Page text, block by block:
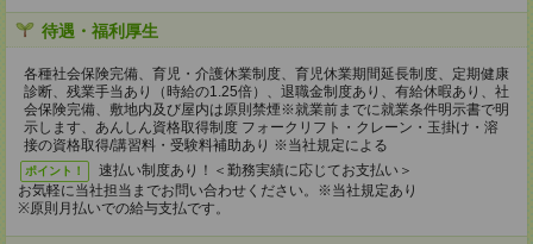
待遇・福利厚生
各種社会保険完備、育児・介護休業制度、育児休業期間延長制度、定期健康
診断、残業手当あり（時給の1.25倍）、退職金制度あり、有給休暇あり、社
会保険完備、敷地内及び屋内は原則禁煙※就業前までに就業条件明示書で明
示します、あんしん資格取得制度 フォークリフト・クレーン・玉掛け・溶
接の資格取得/講習料・受験料補助あり ※当社規定による
ポイント！
速払い制度あり！＜勤務実績に応じてお支払い＞
お気軽に当社担当までお問い合わせください。※当社規定あり
※原則月払いでの給与支払です。